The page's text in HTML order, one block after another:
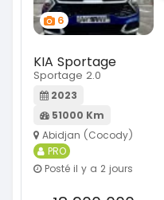
6
KIA Sportage
Sportage 2.0
2023
51000 Km
Abidjan (Cocody)
PRO
Posté il y a 2 jours